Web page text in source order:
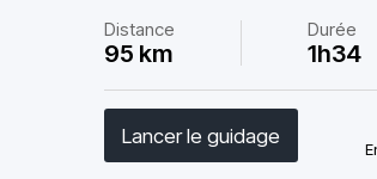
Distance
95 km
Durée
1h34
Lancer le guidage